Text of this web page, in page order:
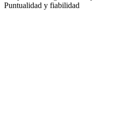
Puntualidad y fiabilidad